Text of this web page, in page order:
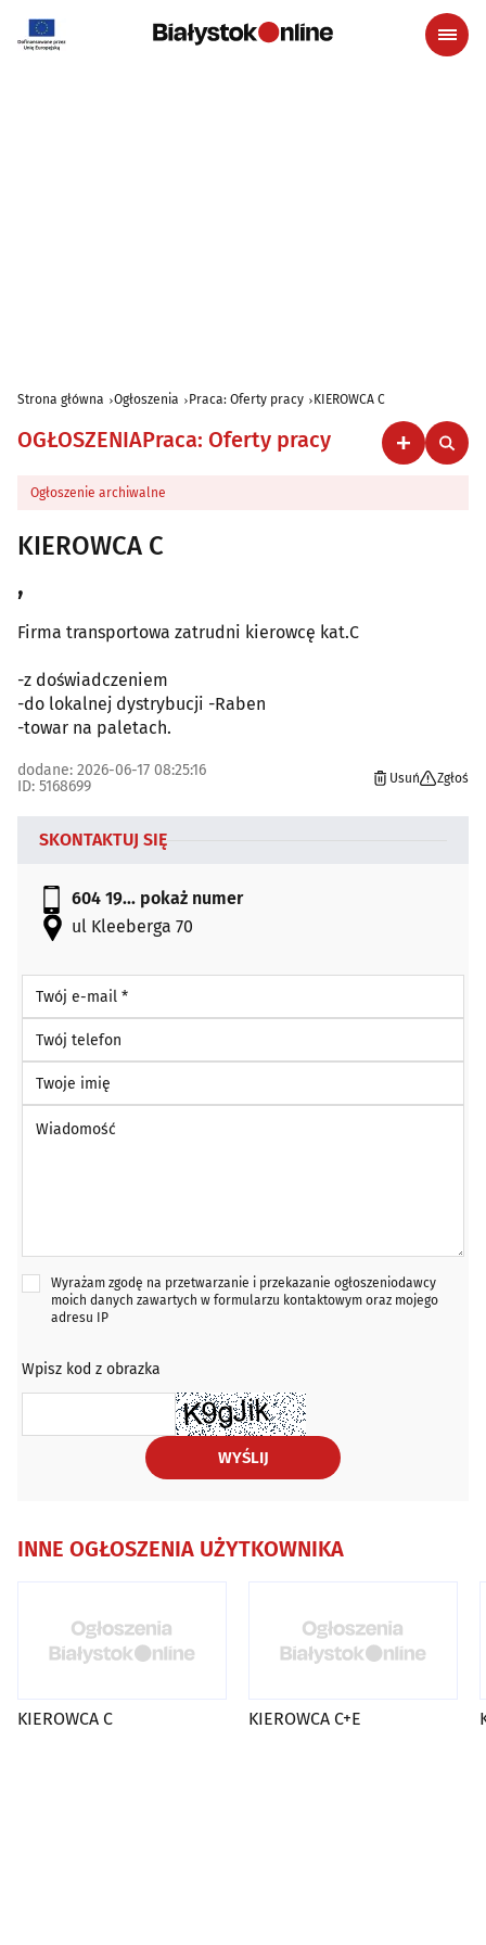
Strona główna Ogłoszenia Praca: Oferty pracy KIEROWCA C
OGŁOSZENIAPraca: Oferty pracy
Ogłoszenie archiwalne
KIEROWCA C
,
Firma transportowa zatrudni kierowcę kat.C
-z doświadczeniem
-do lokalnej dystrybucji -Raben
-towar na paletach.
dodane: 2026-06-17 08:25:16
ID: 5168699
Usuń Zgłoś
SKONTAKTUJ SIĘ
604 19... pokaż numer
ul Kleeberga 70
Wyrażam zgodę na przetwarzanie i przekazanie ogłoszeniodawcy
moich danych zawartych w formularzu kontaktowym oraz mojego
adresu IP
Wpisz kod z obrazka
WYŚLIJ
INNE OGŁOSZENIA UŻYTKOWNIKA
KIEROWCA C KIEROWCA C+E